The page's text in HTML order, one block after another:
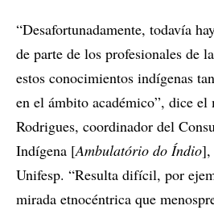
“Desafortunadamente, todavía
de parte de los profesionales de
estos conocimientos indígenas
en el ámbito académico”, dice el
Rodrigues, coordinador del
Indígena [Ambulatório do Índio],
Unifesp. “Resulta difícil, por
mirada etnocéntrica que